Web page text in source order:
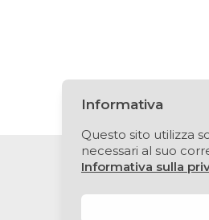
Informativa
Questo sito utilizza
necessari al suo
Informativa sulla